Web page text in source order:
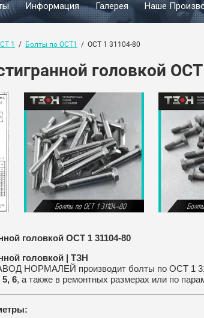
Информация Галерея Наше
1
  /
Болты по ОСТ1
  /  ОСТ 1 31104-80
головкой
головкой ОСТ 1 31104-80
головкой | ТЗН
НОРМАЛЕЙ производит болты по ОСТ 1
5, 6, а также в ремонтных размерах или по